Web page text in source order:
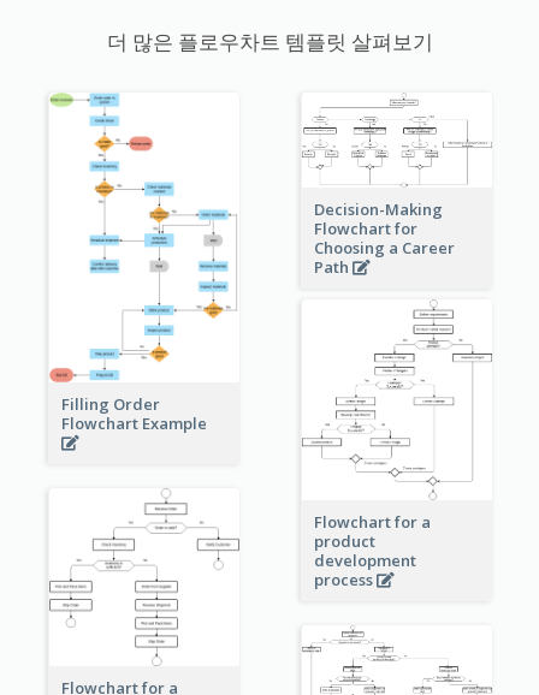
더 많은 플로우차트 템플릿 살펴보기
Filling Order
Flowchart Example
Decision-Making
Flowchart for
Choosing a Career
Path
Flowchart for a
product
development
process
Flowchart for a